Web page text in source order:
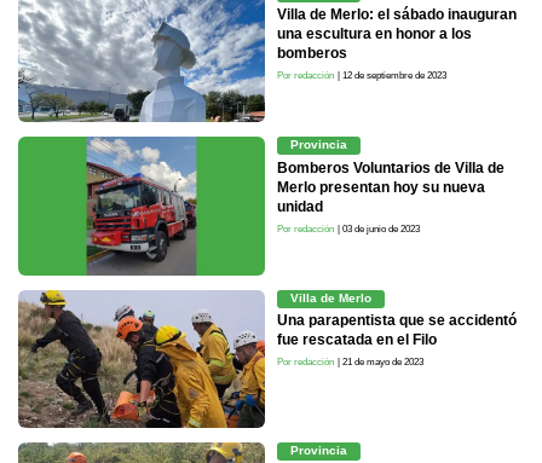
Villa de Merlo: el sábado inauguran
una escultura en honor a los
bomberos
Por redacción | 12 de septiembre de 2023
Provincia
Bomberos Voluntarios de Villa de
Merlo presentan hoy su nueva
unidad
Por redacción | 03 de junio de 2023
Villa de Merlo
Una parapentista que se accidentó
fue rescatada en el Filo
Por redacción | 21 de mayo de 2023
Provincia